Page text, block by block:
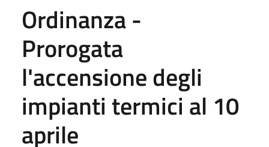
Ordinanza -
Prorogata
l'accensione degli
impianti termici al 10
aprile